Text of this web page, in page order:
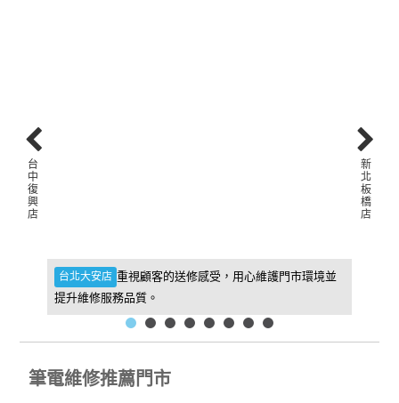
台北大安店 重視顧客的送修感受，用心維護門市環境並
提升維修服務品質。
新
北
板
橋
店
台
中
復
興
店
筆電維修推薦門市